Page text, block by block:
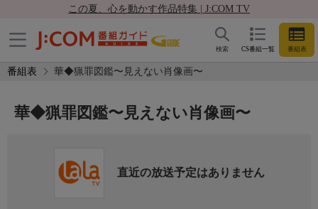
この夏、心を動かす作品特集 | J:COM TV
CS番組一覧 番組表
検索
番組表 華◆猟罪図鑑〜見えない肖像画〜
華◆猟罪図鑑〜見えない肖像画〜
直近の放送予定はありません